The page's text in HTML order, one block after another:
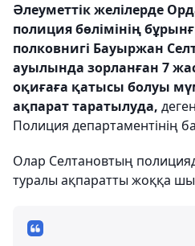
Әлеуметтік желілерде
полиция бөлімінің
полковнигі Бауыржан
ауылында зорланған 7
оқиғаға қатысы болуы
ақпарат таратылуда,
Полиция департаментінің
Олар Селтановтың
туралы ақпаратты жоққа